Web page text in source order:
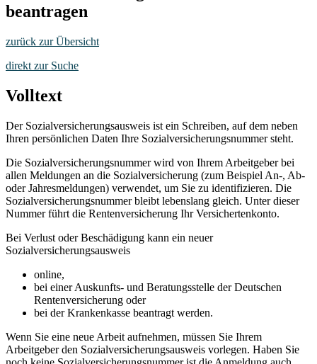
beantragen
zurück zur Übersicht
direkt zur Suche
Volltext
Der Sozialversicherungsausweis ist ein Schreiben, auf dem neben
Ihren persönlichen Daten Ihre Sozialversicherungsnummer steht.
Die Sozialversicherungsnummer wird von Ihrem Arbeitgeber bei
allen Meldungen an die Sozialversicherung (zum Beispiel An-, Ab-
oder Jahresmeldungen) verwendet, um Sie zu identifizieren. Die
Sozialversicherungsnummer bleibt lebenslang gleich. Unter dieser
Nummer führt die Rentenversicherung Ihr Versichertenkonto.
Bei Verlust oder Beschädigung kann ein neuer
Sozialversicherungsausweis
online,
bei einer Auskunfts- und Beratungsstelle der Deutschen
Rentenversicherung oder
bei der Krankenkasse beantragt werden.
Wenn Sie eine neue Arbeit aufnehmen, müssen Sie Ihrem
Arbeitgeber den Sozialversicherungsausweis vorlegen. Haben Sie